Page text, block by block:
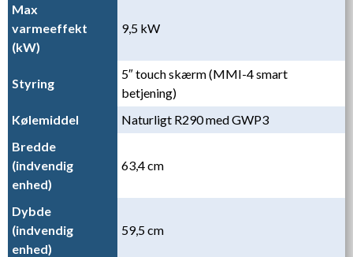
Max
varmeeffekt
(kW)
9,5 kW
Styring
5″ touch skærm (MMI-4 smart
betjening)
Kølemiddel
Naturligt R290 med GWP3
Bredde
(indvendig
enhed)
63,4 cm
Dybde
(indvendig
enhed)
59,5 cm